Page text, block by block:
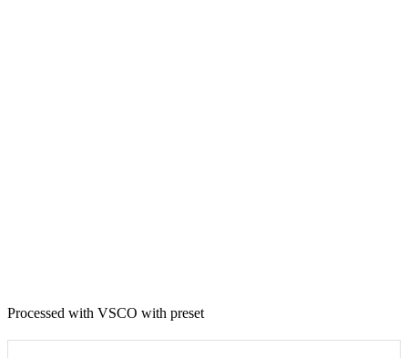
Processed with VSCO with preset